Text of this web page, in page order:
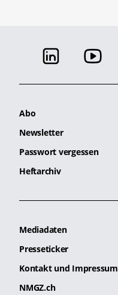
Abo
Newsletter
Passwort vergessen
Heftarchiv
Mediadaten
Presseticker
Kontakt und Impressum
NMGZ.ch